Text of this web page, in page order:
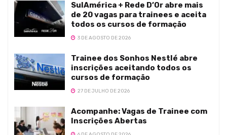
SulAmérica + Rede D’Or abre mais
de 20 vagas para trainees e aceita
todos os cursos de formação
3 DE AGOSTO DE 2026
Trainee dos Sonhos Nestlé abre
inscrições aceitando todos os
cursos de formação
27 DE JULHO DE 2026
Acompanhe: Vagas de Trainee com
Inscrições Abertas